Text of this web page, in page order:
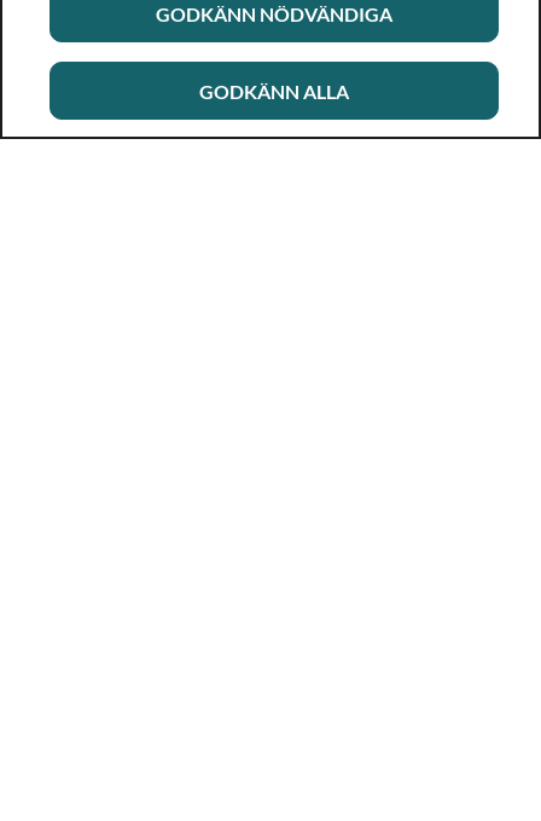
GODKÄNN NÖDVÄNDIGA
GODKÄNN ALLA